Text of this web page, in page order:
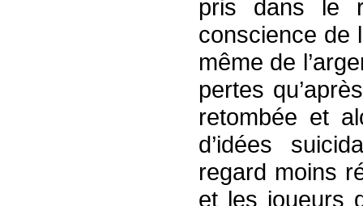
pris dans le
conscience de
même de
pertes
retombée et
d’idées
regard moins
et les joueurs